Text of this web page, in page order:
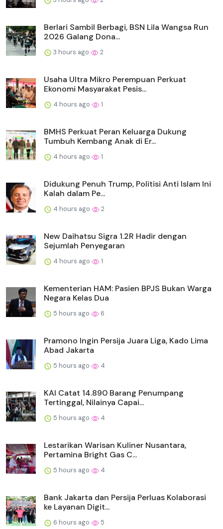
Berlari Sambil Berbagi, BSN Lila Wangsa Run
2026 Galang Dona...
3 hours ago 2
Usaha Ultra Mikro Perempuan Perkuat
Ekonomi Masyarakat Pesis...
4 hours ago 1
BMHS Perkuat Peran Keluarga Dukung
Tumbuh Kembang Anak di Er...
4 hours ago 1
Didukung Penuh Trump, Politisi Anti Islam Ini
Kalah dalam Pe...
4 hours ago 2
New Daihatsu Sigra 1.2R Hadir dengan
Sejumlah Penyegaran
4 hours ago 1
Kementerian HAM: Pasien BPJS Bukan Warga
Negara Kelas Dua
5 hours ago 6
Pramono Ingin Persija Juara Liga, Kado Lima
Abad Jakarta
5 hours ago 4
KAI Catat 14.890 Barang Penumpang
Tertinggal, Nilainya Capai...
5 hours ago 4
Lestarikan Warisan Kuliner Nusantara,
Pertamina Bright Gas C...
5 hours ago 4
Bank Jakarta dan Persija Perluas Kolaborasi
ke Layanan Digit...
6 hours ago 5